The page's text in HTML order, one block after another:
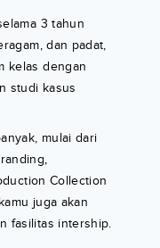
3 tahun
dan padat,
kelas dengan
studi kasus
mulai dari
Collection
juga akan
fasilitas intership.